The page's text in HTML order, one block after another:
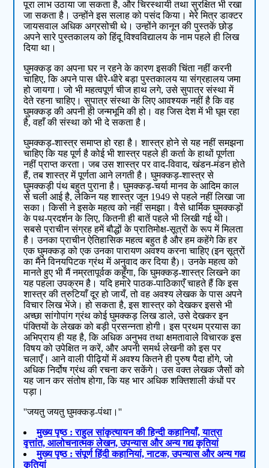
पूरा लाभ उठाया जा सकता है, और चिरस्‍थायी तथा सुरक्षित भी रखा
जा सकता है। उन्‍होंने इस सलाह को पसंद किया। मेरे मित्र डाक्‍टर
जायसवाल अधिक अग्रसोची थे। उन्‍होंने कानून की पुस्‍तकें छोड़
अपने सारे पुस्‍तकालय को हिंदू विश्‍वविद्यालय के नाम पहले ही लिख
दिया था।
घुमक्कड़ का अपना घर न रहने के कारण इसकी चिंता नहीं करनी
चाहिए, कि अपने पास धीरे-धीरे बड़ा पुस्‍तकालय या संग्रहालय जमा
हो जायगा। जो भी महत्‍वपूर्ण चीज हाथ लगे, उसे सुपात्र संस्‍था में
देते रहना चाहिए। सुपात्र संस्‍था के लिए आवश्‍यक नहीं है कि वह
घुमक्कड़ की अपनी ही जन्‍मभूमि की हो। वह जिस देश में भी घूम रहा
है, वहाँ की संस्‍था को भी दे सकता है।
घुमक्कड़-शास्‍त्र समाप्‍त हो रहा है। शास्‍त्र होने से यह नहीं समझना
चाहिए कि यह पूर्ण है कोई भी शास्‍त्र पहले ही कर्ता के हाथों पूर्णता
नहीं प्राप्‍त करता। जब उस शास्‍त्र पर वाद-विवाद, खंडन-मंडन होते
हैं, तब शास्‍त्र में पूर्णता आने लगती है। घुमक्कड़-शास्‍त्र से
घुमक्कड़ी पंथ बहुत पुराना है। घुमक्कड़-चर्या मानव के आदिम काल
से चली आई है, लेकिन यह शास्‍त्र जून 1949 से पहले नहीं लिखा जा
सका। किसी ने इसके महत्‍व को नहीं समझा। वैसे धार्मिक घुमक्कड़ों
के पथ-प्रदर्शन के लिए, कितनी ही बातें पहले भी लिखी गई थी।
सबसे प्राचीन संग्रह हमें बौद्धों के प्रातिमोक्ष-सूत्रों के रूप में मिलता
है। उनका प्राचीन ऐतिहासिक महत्‍व बहुत है और हम कहेंगे कि हर
एक घुमक्कड़ को एक उनका पारायण अवश्य करना चाहिए (इन सूत्रों
का मैंने विनयपिटक ग्रंथ में अनुवाद कर दिया है)। उनके महत्‍व को
मानते हुए भी मैं नम्रतापूर्वक कहूँगा, कि घुमक्कड़-शास्‍त्र लिखने का
यह पहला उपक्रम है। यदि हमारे पाठक-पाठिकाएँ चाहते हैं कि इस
शास्‍त्र की त्रुटियाँ दूर हो जायँ, तो वह अवश्य लेखक के पास अपने
विचार लिख भेंजे। हो सकता है, इस शास्‍त्र को देखकर इससे भी
अच्छा सांगोपांग ग्रंथ कोई घुमक्कड़ लिख डाले, उसे देखकर इन
पंक्तियों के लेखक को बड़ी प्रसन्‍नता होगी। इस प्रथम प्रयास का
अभिप्राय ही यह है, कि अधिक अनुभव तथा क्षमतावाले विचारक इस
विषय को उपेक्षित न करें, और अपनी समर्थ लेखनी को इस पर
चलाएँ। आने वाली पीढ़ियों में अवश्‍य कितने ही पुरुष पैदा होंगे, जो
अधिक निर्दोष ग्रंथ की रचना कर सकेंगे। उस वक्‍त लेखक जैसों को
यह जान कर संतोष होगा, कि यह भार अधिक शक्तिशाली कंधों पर
पड़ा।
''जयतु जयतु घुमक्कड़-पंथा।''
मुख्य पृष्ठ : राहुल सांकृत्यायन की हिन्दी कहानियाँ, यात्रा
वृत्तांत, आलोचनात्मक लेखन, उपन्यास और अन्य गद्य कृतियां
मुख्य पृष्ठ : संपूर्ण हिंदी कहानियां, नाटक, उपन्यास और अन्य गद्य
कृतियां